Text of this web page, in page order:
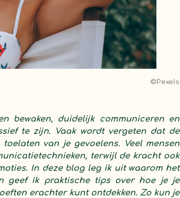
©Pexels
bewaken, duidelijk communiceren en
te zijn. Vaak wordt vergeten dat de
van je gevoelens. Veel mensen
terwijl de kracht ook
In deze blog leg ik uit waarom het
geef ik praktische tips over hoe je je
erachter kunt ontdekken. Zo kun je